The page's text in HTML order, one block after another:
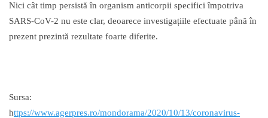
Nici cât timp persistă în organism anticorpii specifici împotriva
SARS-CoV-2 nu este clar, deoarece investigațiile efectuate până în
prezent prezintă rezultate foarte diferite.
Sursa:
https://www.agerpres.ro/mondorama/2020/10/13/coronavirus-